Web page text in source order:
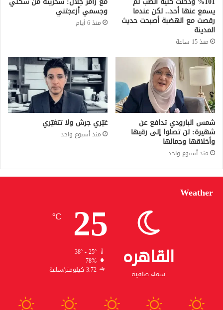
يسمع عنها أحد.. لكن عندما
رقصت مع الهضبة أصبحت حديث
المدينة
منذ 15 ساعة
وجسمي أزعجتني
منذ 6 أيام
شمس البارودي تدافع عن
شهيرة: لن تصلوا إلى رقيها
وأخلاقها وجمالها
منذ أسبوع واحد
غيّري جرش ولا تتغيّري
منذ أسبوع واحد
Weather
القاهره
سماء صافية
25
℃
38º - 25º
78%
3.72 كيلومتر/ساعة